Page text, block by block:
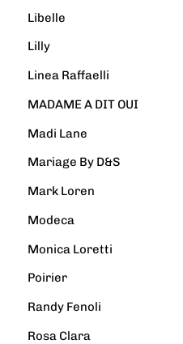
Libelle
Lilly
Linea Raffaelli
MADAME A DIT OUI
Madi Lane
Mariage By D&S
Mark Loren
Modeca
Monica Loretti
Poirier
Randy Fenoli
Rosa Clara